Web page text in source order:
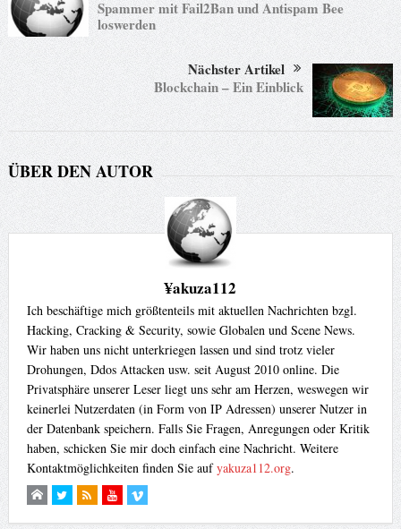
Spammer mit Fail2Ban und Antispam Bee
loswerden
Nächster Artikel
Blockchain – Ein Einblick
ÜBER DEN AUTOR
¥akuza112
Ich beschäftige mich größtenteils mit aktuellen Nachrichten bzgl.
Hacking, Cracking & Security, sowie Globalen und Scene News.
Wir haben uns nicht unterkriegen lassen und sind trotz vieler
Drohungen, Ddos Attacken usw. seit August 2010 online. Die
Privatsphäre unserer Leser liegt uns sehr am Herzen, weswegen wir
keinerlei Nutzerdaten (in Form von IP Adressen) unserer Nutzer in
der Datenbank speichern. Falls Sie Fragen, Anregungen oder Kritik
haben, schicken Sie mir doch einfach eine Nachricht. Weitere
Kontaktmöglichkeiten finden Sie aufyakuza112.org.